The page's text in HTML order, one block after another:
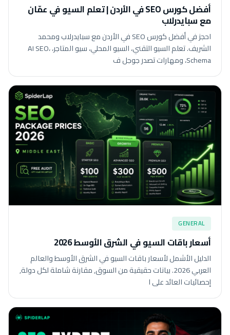
أفضل كورس SEO في الأردن | تعلم السيو في عمّان
مع سبايدرلاب
احجز في أفضل كورس SEO في الأردن مع سبايدرلاب ومحمد
الشريف. تعلم السيو التقني، السيو المحلي، سيو المتاجر، AI SEO،
Schema، ومهارات تصدر جوجل ف
GENERAL
أسعار باقات السيو في الشرق الأوسط 2026
الدليل الأشمل لأسعار باقات السيو في الشرق الأوسط والعالم
العربي 2026. بيانات حقيقية من السوق, مقارنة شاملة لكل دولة,
إحصائيات العائد على ا